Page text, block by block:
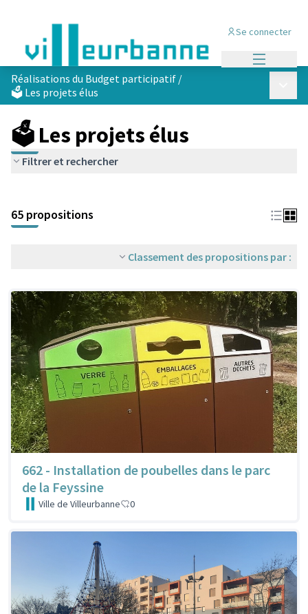
Se connecter
Réalisations du Budget participatif /
🗳️ Les projets élus
🗳️ Les projets élus
Filtrer et rechercher
+
−
65 propositions
Classement des propositions par :
662 - Installation de poubelles dans le parc
de la Feyssine
Ville de Villeurbanne 0